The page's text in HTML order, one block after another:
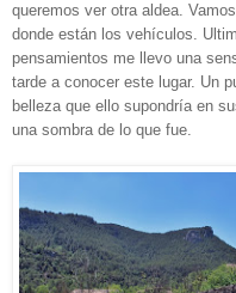
queremos ver otra aldea.
donde están los vehículos.
pensamientos me llevo una
tarde a conocer este lugar. Un
belleza que ello supondría en
una sombra de lo que fue.